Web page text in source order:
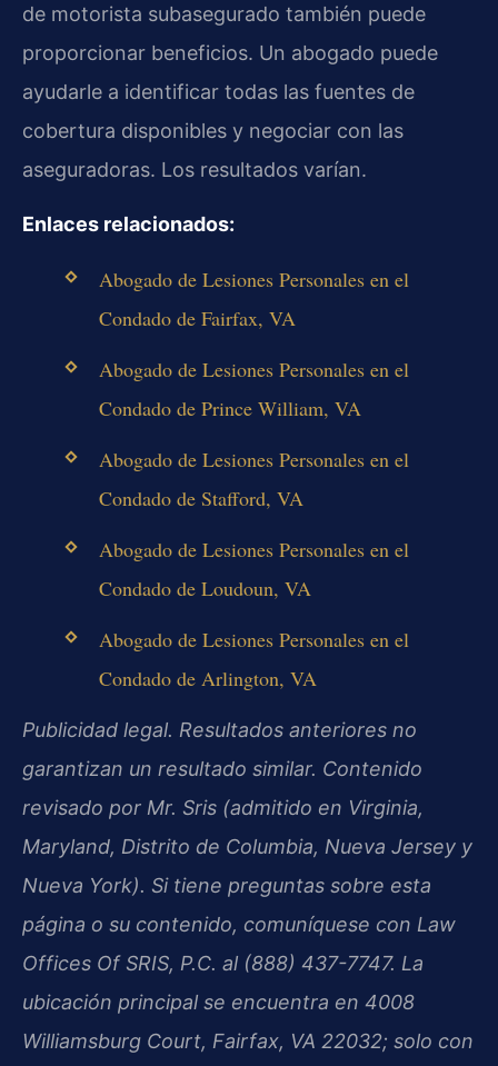
de motorista subasegurado también puede
proporcionar beneficios. Un abogado puede
ayudarle a identificar todas las fuentes de
cobertura disponibles y negociar con las
aseguradoras. Los resultados varían.
Enlaces relacionados:
Abogado de Lesiones Personales en el
Condado de Fairfax, VA
Abogado de Lesiones Personales en el
Condado de Prince William, VA
Abogado de Lesiones Personales en el
Condado de Stafford, VA
Abogado de Lesiones Personales en el
Condado de Loudoun, VA
Abogado de Lesiones Personales en el
Condado de Arlington, VA
Publicidad legal. Resultados anteriores no
garantizan un resultado similar. Contenido
revisado por Mr. Sris (admitido en Virginia,
Maryland, Distrito de Columbia, Nueva Jersey y
Nueva York). Si tiene preguntas sobre esta
página o su contenido, comuníquese con Law
Offices Of SRIS, P.C. al (888) 437-7747. La
ubicación principal se encuentra en 4008
Williamsburg Court, Fairfax, VA 22032; solo con